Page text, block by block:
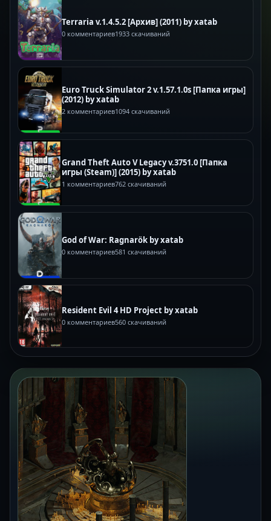
Terraria v.1.4.5.2 [Архив] (2011) by xatab
0 комментариев1933 скачиваний
Euro Truck Simulator 2 v.1.57.1.0s [Папка игры]
(2012) by xatab
2 комментариев1094 скачиваний
Grand Theft Auto V Legacy v.3751.0 [Папка
игры (Steam)] (2015) by xatab
1 комментариев762 скачиваний
God of War: Ragnarök by xatab
0 комментариев581 скачиваний
Resident Evil 4 HD Project by xatab
0 комментариев560 скачиваний